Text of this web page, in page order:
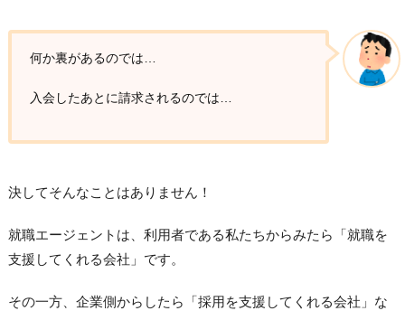
何か裏があるのでは…
入会したあとに請求されるのでは…
決してそんなことはありません！
就職エージェントは、利用者である私たちからみたら「就職を
支援してくれる会社」です。
その一方、企業側からしたら「採用を支援してくれる会社」な